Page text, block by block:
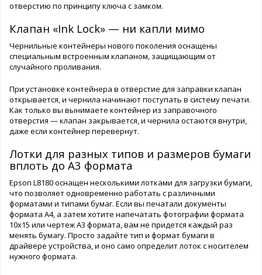
отверстию по принципу ключа с замком.
Клапан «Ink Lock» — ни капли мимо
Чернильные контейнеры нового поколения оснащены
специальным встроенным клапаном, защищающим от
случайного проливания.
При установке контейнера в отверстие для заправки клапан
открывается, и чернила начинают поступать в систему печати.
Как только вы вынимаете контейнер из заправочного
отверстия — клапан закрывается, и чернила остаются внутри,
даже если контейнер перевернут.
Лотки для разных типов и размеров бумаги
вплоть до А3 формата
Epson L8180 оснащен несколькими лотками для загрузки бумаги,
что позволяет одновременно работать с различными
форматами и типами бумаг. Если вы печатали документы
формата А4, а затем хотите напечатать фотографии формата
10х15 или чертеж А3 формата, вам не придется каждый раз
менять бумагу. Просто задайте тип и формат бумаги в
драйвере устройства, и оно само определит лоток с носителем
нужного формата.